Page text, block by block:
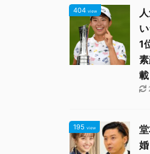
404 view
1
載
195 view